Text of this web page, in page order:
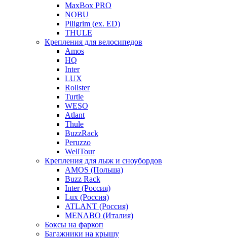
MaxBox PRO
NOBU
Piligrim (ex. ED)
THULE
Крепления для велосипедов
Amos
HQ
Inter
LUX
Rollster
Turtle
WESO
Atlant
Thule
BuzzRack
Peruzzo
WellTour
Крепления для лыж и сноубордов
AMOS (Польша)
Buzz Rack
Inter (Россия)
Lux (Россия)
ATLANT (Россия)
MENABO (Италия)
Боксы на фаркоп
Багажники на крышу